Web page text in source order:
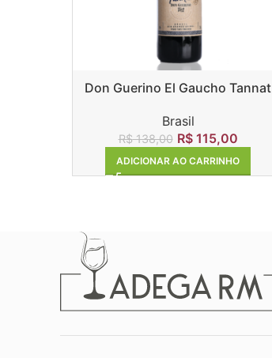
Don Guerino El Gaucho Tannat
Brasil
R$138,00 R$115,00
ADICIONAR AO CARRINHO